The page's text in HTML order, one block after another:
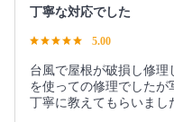
丁寧な対応でした
5.00
台風で屋根が破損し修
を使っての修理でしたが
丁寧に教えてもらいまし